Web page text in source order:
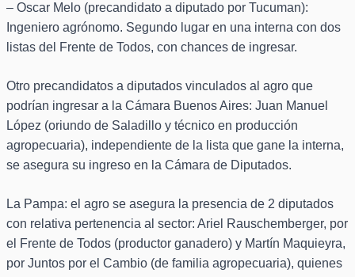
– Oscar Melo (precandidato a diputado por Tucuman):
Ingeniero agrónomo. Segundo lugar en una interna con dos
listas del Frente de Todos, con chances de ingresar.
Otro precandidatos a diputados vinculados al agro que
podrían ingresar a la Cámara Buenos Aires: Juan Manuel
López (oriundo de Saladillo y técnico en producción
agropecuaria), independiente de la lista que gane la interna,
se asegura su ingreso en la Cámara de Diputados.
La Pampa: el agro se asegura la presencia de 2 diputados
con relativa pertenencia al sector: Ariel Rauschemberger, por
el Frente de Todos (productor ganadero) y Martín Maquieyra,
por Juntos por el Cambio (de familia agropecuaria), quienes